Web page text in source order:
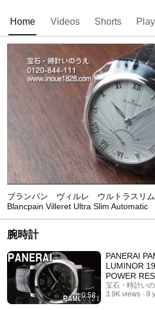
Home Videos Shorts
ブランパン ヴィルレ ウルトラスリ
Blancpain Villeret Ultra Slim Automatic
腕時計
0:58
PANERAI
LUMINOR
POWER
宝石・時計い
3.9K views
9